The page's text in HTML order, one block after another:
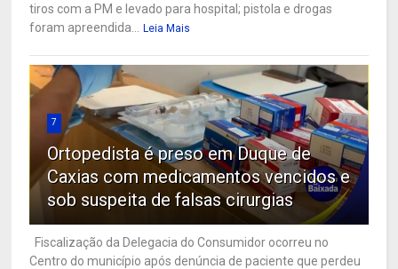
tiros com a PM e levado para hospital; pistola e drogas
foram apreendida...
Leia Mais
7
Ortopedista é preso em Duque de
Caxias com medicamentos vencidos e
sob suspeita de falsas cirurgias
Fiscalização da Delegacia do Consumidor ocorreu no
Centro do município após denúncia de paciente que perdeu